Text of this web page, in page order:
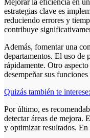
estrategias clave es
reduciendo errores y
contribuye
Además, fomentar una
departamentos. El uso de
rápidamente. Otro
desempeñar sus
Quizás también te interese:
Por último, es
detectar áreas de mejora.
y optimizar resultados.